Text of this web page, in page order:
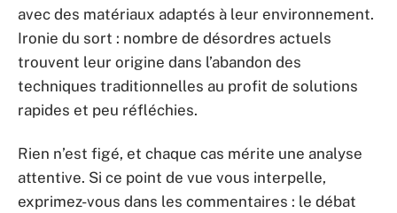
avec des matériaux adaptés à leur environnement.
Ironie du sort : nombre de désordres actuels
trouvent leur origine dans l’abandon des
techniques traditionnelles au profit de solutions
rapides et peu réfléchies.
Rien n’est figé, et chaque cas mérite une analyse
attentive. Si ce point de vue vous interpelle,
exprimez-vous dans les commentaires : le débat